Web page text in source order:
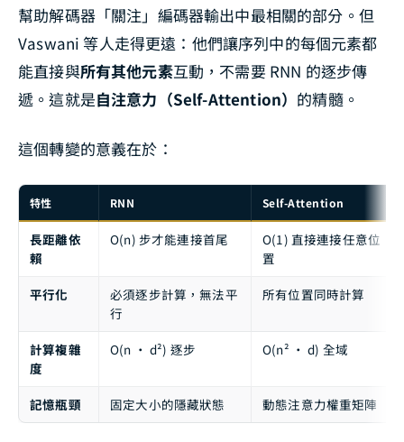
幫助解碼器「關注」編碼器輸出中最相關的部分。但
Vaswani 等人走得更遠：他們讓序列中的每個元素都
能直接與所有其他元素互動，不需要 RNN 的逐步傳
遞。這就是自注意力（Self-Attention） 的精髓。
這個轉變的意義在於：
特性 RNN Self-Attention
長距離依
賴
O(n) 步才能連接首尾
O(1) 直接連接任意位
置
平行化
必須逐步計算，無法平
行
所有位置同時計算
計算複雜
度
O(n · d²) 逐步 O(n² · d) 全域
記憶瓶頸 固定大小的隱藏狀態 動態注意力權重矩陣